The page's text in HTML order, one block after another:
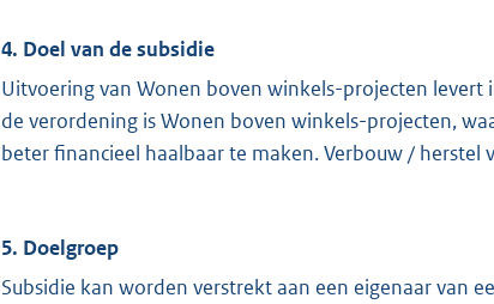
4. Doel van de subsidie
Uitvoering van Wonen boven winkels-projecten
de verordening is Wonen boven winkels-projecten,
beter financieel haalbaar te maken. Verbouw /
5. Doelgroep
Subsidie kan worden verstrekt aan een eigenaar van